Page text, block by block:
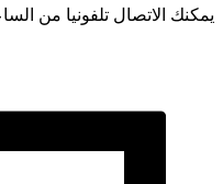
يمكنك الاتصال تلفونيا من الساعه ال 12 ظهرا الى